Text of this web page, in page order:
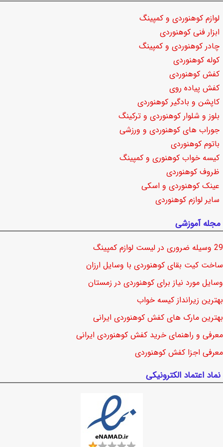
لوازم کوهنوردی و کمپینگ
ابزار فنی کوهنوردی
چادر کوهنوردی و کمپینگ
کوله کوهنوردی
کفش کوهنوردی
کفش پیاده روی
کاپشن و بادگیر کوهنوردی
بلوز و شلوار کوهنوردی و ترکینگ
جوراب های کوهنوردی و ورزشی
باتوم کوهنوردی
کیسه خواب کوهنوری و کمپینگ
ظروف کوهنوردی
عینک کوهنوردی و اسکی
سایر لوازم کوهنوردی
مجله آموزشی
29 وسیله ضروری در لیست لوازم کمپینگ
ساخت کیت بقای کوهنوردی با وسایل ارزان
وسایل مورد نیاز برای کوهنوردی در زمستان
بهترین زیرانداز کیسه خواب
بهترین مارک های کفش کوهنوردی ایرانی
معرفی و راهنمای خرید کفش کوهنوردی ایرانی
معرفی اجزا کفش کوهنوردی
نماد اعتماد الکترونیکی